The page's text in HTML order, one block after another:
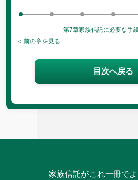
＜ 前の章を見る
第7章家族信託に必要な手
目次へ戻る
家族信託がこれ一冊でよ